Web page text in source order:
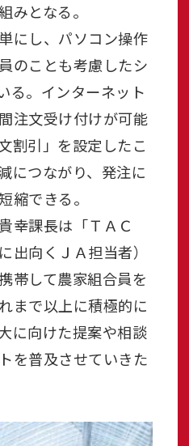
みとなる。
にし、パソコン操作
のことも考慮したシ
る。インターネット
注文受け付けが可能
割引」を設定したこ
につながり、発注に
縮できる。
幸課長は「ＴＡＣ
出向くＪＡ担当者）
帯して農家組合員を
まで以上に積極的に
に向けた提案や相談
を普及させていきた